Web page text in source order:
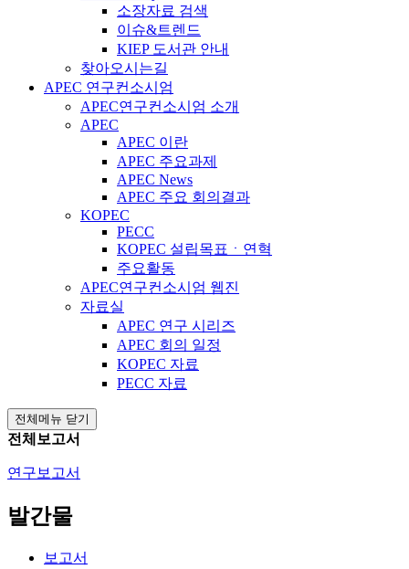
소장자료 검색
이슈&트렌드
KIEP 도서관 안내
찾아오시는길
APEC 연구컨소시엄
APEC연구컨소시엄 소개
APEC
APEC 이란
APEC 주요과제
APEC News
APEC 주요 회의결과
KOPEC
PECC
KOPEC 설립목표ㆍ연혁
주요활동
APEC연구컨소시엄 웹진
자료실
APEC 연구 시리즈
APEC 회의 일정
KOPEC 자료
PECC 자료
전체메뉴 닫기
전체보고서
연구보고서
발간물
보고서